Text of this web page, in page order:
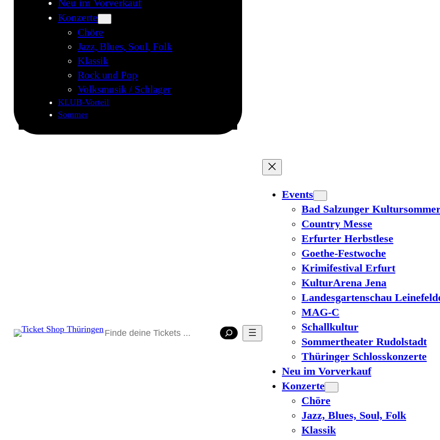
Neu im Vorverkauf
Konzerte
Chöre
Jazz, Blues, Soul, Folk
Klassik
Rock und Pop
Volksmusik / Schlager
KLUB-Vorteil
Sommer
Suchen
Events
Bad Salzunger
Country Messe
Erfurter Herbstlese
Goethe-Festwoche
Krimifestival Erfurt
KulturArena Jena
Landesgartenschau
MAG-C
Schallkultur
Sommertheater Rudolstadt
Thüringer Schlosskonzerte
Neu im Vorverkauf
Konzerte
Chöre
Jazz, Blues, Soul, Folk
Klassik